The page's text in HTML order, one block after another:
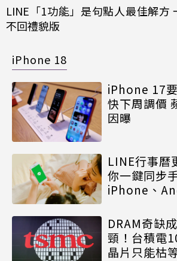
LINE「1功能」是句點人最佳解方
不回禮貌版
iPhone 18
iPhone 17
快下周調價
因曝
LINE行事曆
你一鍵同步
iPhone、
DRAM奇缺
頸！台積電
晶片只能枯